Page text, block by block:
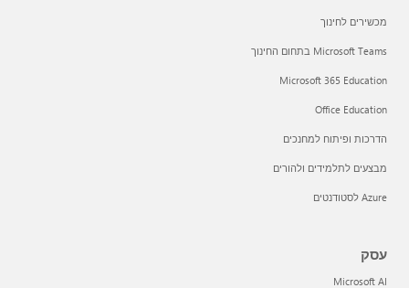
מכשירים לחינוך
Microsoft Teams בתחום החינוך
Microsoft 365 Education
Office Education
הדרכות ופיתוח למחנכים
מבצעים לתלמידים ולהורים
Azure לסטודנטים
עסק
Microsoft AI